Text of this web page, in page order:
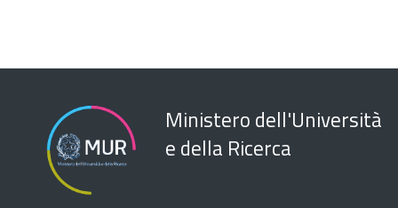
Ministero dell'Università
e della Ricerca